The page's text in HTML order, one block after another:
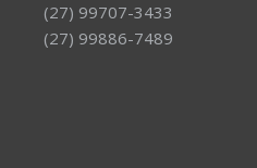
(27) 99707-3433
(27) 99886-7489